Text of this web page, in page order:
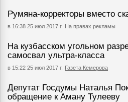
Румяна-корректоры вместо
в 16:38 25 июл 2017 г. На правах рекламы
На кузбасском угольном
самосвал ультра-класса
в 15:22 25 июл 2017 г. Газета Кемерова
Депутат Госдумы Наталья
обращение к Аману Тулееву